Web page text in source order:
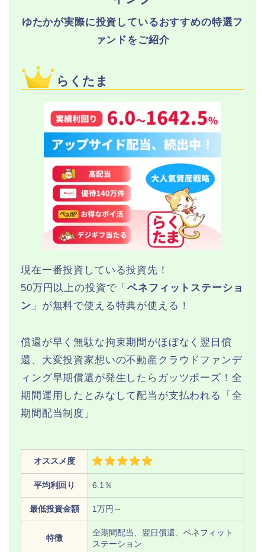
ゆたかが実際に投資しているおすすめの特選フ
ァンドをご紹介
らくたま
現在一番投資している投資先！
50万円以上の投資で「ベネフィットステーショ
ン 」が無料で使える特典が使える！
償還が早く無駄な拘束期間がほぼなく翌日償
還、大変投資家想いの不動産クラウドファンデ
ィング早期償還が発生したらガッツポーズ！全
期間運用したとみなして配当が支払われる「全
期間配当制度」
オススメ度
平均利回り 6.1％
最低投資金額 1万円～
特徴
全期間配当、翌日償還、ベネフィット
ステーション